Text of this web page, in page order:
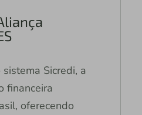
Sicredi, a
financeira
oferecendo